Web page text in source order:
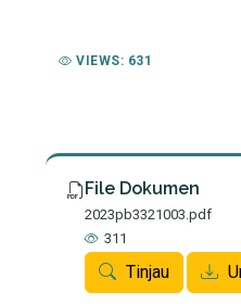
VIEWS: 631
File Dokumen
2023pb3321003.pdf
311
Tinjau